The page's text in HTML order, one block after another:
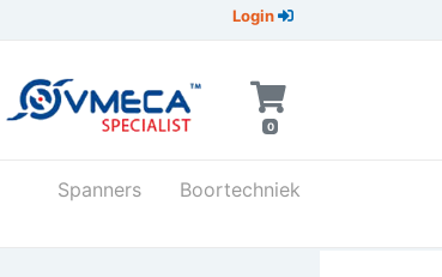
Login
0
Spanners Boortechniek